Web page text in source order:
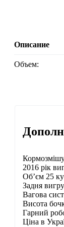
Описание
Объем:
2016 рік
Об’єм 25
Задня
Вагова
Висота
Гарний
Ціна в